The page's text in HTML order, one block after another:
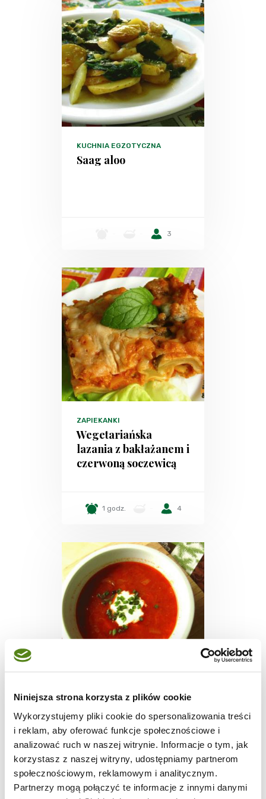
Niniejsza strona korzysta z plików cookie
Wykorzystujemy pliki cookie do spersonalizowania treści
i reklam, aby oferować funkcje społecznościowe i
analizować ruch w naszej witrynie. Informacje o tym, jak
korzystasz z naszej witryny, udostępniamy partnerom
społecznościowym, reklamowym i analitycznym.
Partnerzy mogą połączyć te informacje z innymi danymi
KUCHNIA EGZOTYCZNA
Saag aloo
3
ZAPIEKANKI
Wegetariańska
lazania z bakłażanem i
czerwoną soczewicą
1 godz. 4
ZUPY
Szczi
2 godz.